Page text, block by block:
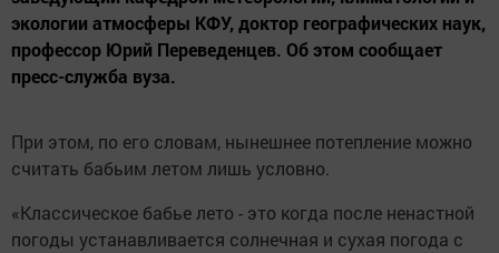
экологии атмосферы КФУ, доктор географических наук,
профессор Юрий Переведенцев. Об этом сообщает
пресс-служба вуза.
При этом, по его словам, нынешнее потепление можно
считать бабьим летом лишь условно.
«Классическое бабье лето - это когда после ненастной
погоды устанавливается солнечная и сухая погода с